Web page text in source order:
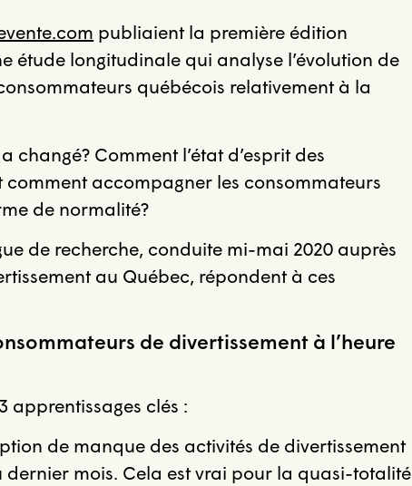
publiaient la première édition
étude longitudinale qui analyse l’évolution de
québécois relativement à la
changé? Comment l’état d’esprit des
accompagner les consommateurs
de normalité?
de recherche, conduite mi-mai 2020 auprès
au Québec, répondent à ces
de divertissement à l’heure
apprentissages clés :
de manque des activités de divertissement
dernier mois. Cela est vrai pour la quasi-totalité